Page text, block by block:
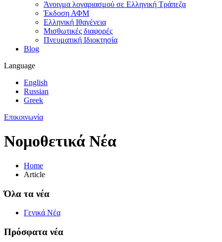
Άνοιγμα λογαριασμού σε Ελληνική Τράπεζα
Έκδοση ΑΦΜ
Ελληνική Ιθαγένεια
Μισθωτικές διαφορές
Πνευματική Ιδιοκτησία
Blog
Language
English
Russian
Greek
Επικοινωνία
Νομοθετικά Νέα
Home
Article
Όλα τα νέα
Γενικά Νέα
Πρόσφατα νέα